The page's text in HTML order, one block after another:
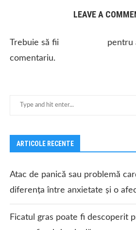
LEAVE A
Trebuie să fii
pentru
comentariu.
ARTICOLE RECENTE
Atac de panică sau problemă
diferența între anxietate și o
Ficatul gras poate fi descoperit